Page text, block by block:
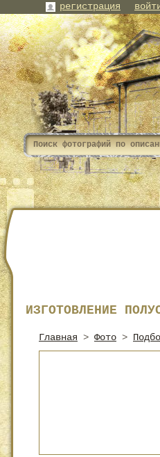
ИЗГОТОВЛЕНИЕ
Главная > Фото >
регистрация